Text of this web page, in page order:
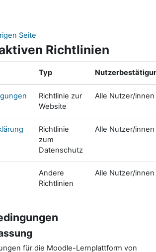
Seite
Richtlinien
Typ
Richtlinie zur
Website
Alle Nutzer/innen
Richtlinie
zum
Datenschutz
Alle Nutzer/innen
Andere
Richtlinien
Alle Nutzer/innen
für die Moodle-Lernplattform von